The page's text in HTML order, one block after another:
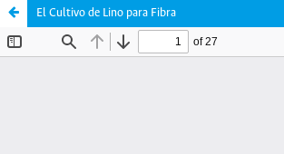
El Cultivo de Lino para Fibra